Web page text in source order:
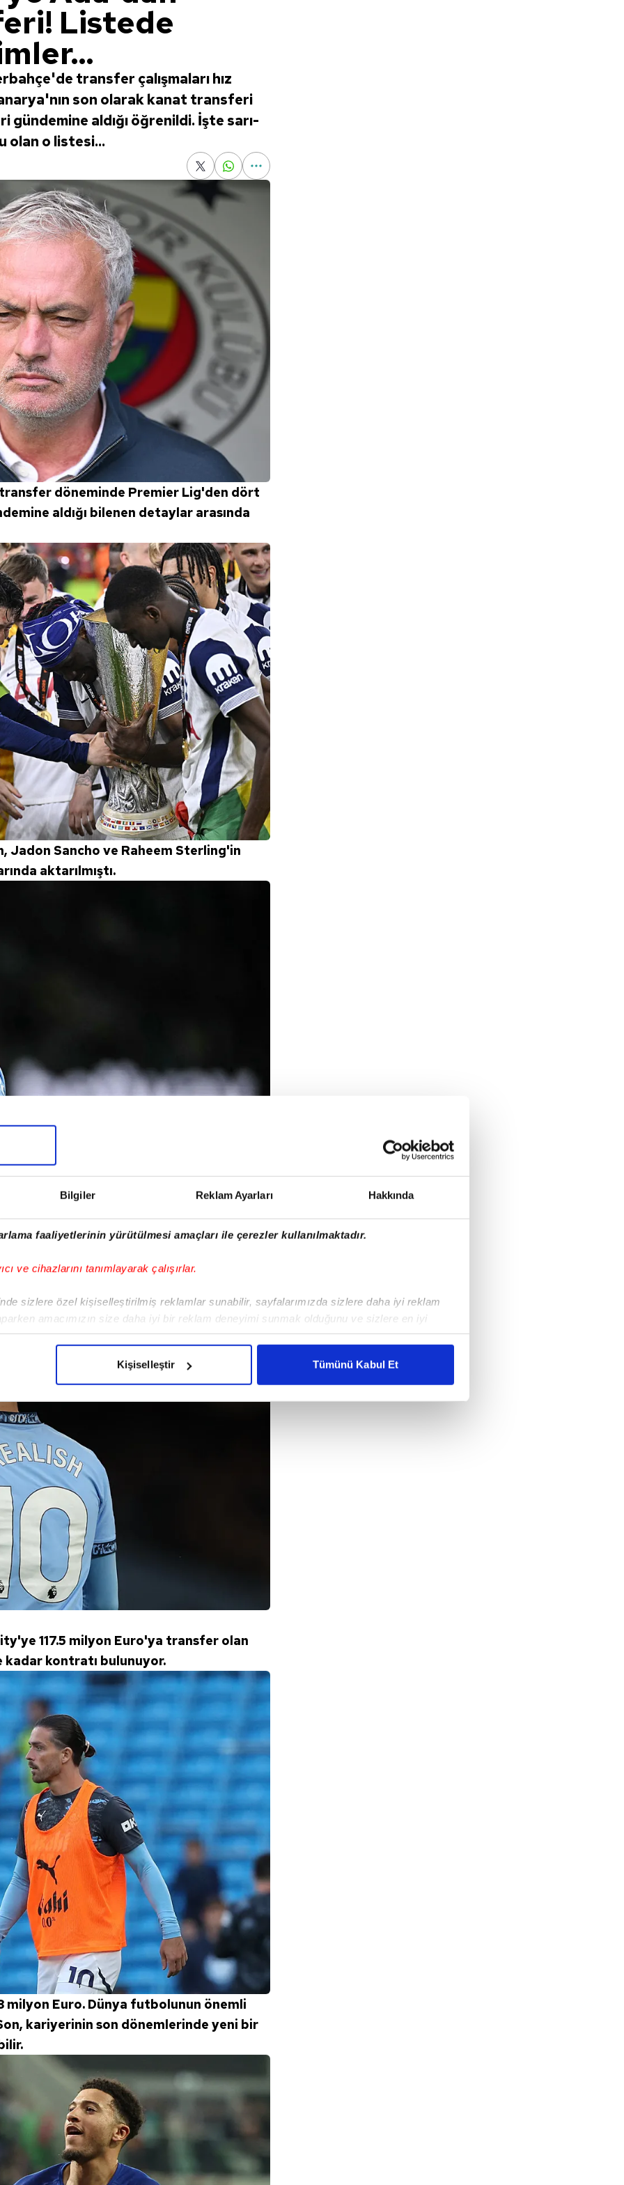
Bilgiler Reklam Ayarları Hakkında
faaliyetlerinin yürütülmesi amaçları ile çerezler kullanılmaktadır.
ve cihazlarını tanımlayarak çalışırlar.
sizlere özel kişiselleştirilmiş reklamlar sunabilir, sayfalarımızda sizlere daha iyi reklam
amacımızın size daha iyi bir reklam deneyimi sunmak olduğunu ve sizlere en iyi
gelen çabayı gösterdiğimizi ve bu noktada, reklamların maliyetlerimizi karşılamak
çerezlere izin vermedikleri takdirde, kullanıcılara hedefli reklamlar gösterilmeyecektir."
için İnternet Sitemizde kendimize ve üçüncü kişilere ait çerezler kullanılmaktadır. Bu
verileriniz işlenmekte olup gerekli olan çerezler bilgi toplumu hizmetlerinin sunulması
çerezler, sitemizin daha işlevsel kılınması ve kişiselleştirilmesi ve sizlere yönelik
amaçlarıyla sınırlı olarak açık rızanız dahilinde kullanılacaktır.
yer alan panel vasıtasıyla belirleyebilirsiniz. Çerezlere ilişkin detaylı bilgi için Ayarlar
Metnimizi ziyaret edebilirsiniz.
Kanunu uyarınca hazırlanmış Aydınlatma Metnimizi okumak ve sitemizde ilgili
çerezlerle ilgili bilgi almak için lütfen
Kişiselleştir Tümünü Kabul Et
Listede
transfer çalışmaları hız
son olarak kanat transferi
aldığı öğrenildi. İşte sarı-
olan o listesi...
döneminde Premier Lig'den dört
aldığı bilenen detaylar arasında
Jadon Sancho ve Raheem Sterling'in
aktarılmıştı.
bu futbolcuların transfer
biliniyor. Kanarya'nın bu bölgeye
futbolcuyu getirmek istediği belirtiliyor.
üzerinde yoğunlaşıldığı bilgisi
117.5 milyon Euro'ya transfer olan
kadar kontratı bulunuyor.
milyon Euro. Dünya futbolunun önemli
kariyerinin son dönemlerinde yeni bir